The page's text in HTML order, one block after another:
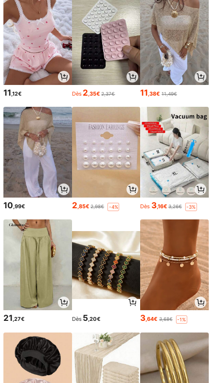
11,12€ Dès 2,35€ 2,37€ 11,38€ 11,49€
10,99€ 2,85€ 2,98€ -4% Dès 3,16€ 3,26€ -3%
21,27€ Dès 5,20€ 3,64€ 3,68€ -1%